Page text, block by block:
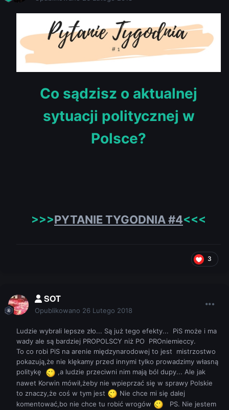
Co sądzisz o aktualnej
sytuacji politycznej w
Polsce?
>>>PYTANIE TYGODNIA #4<<<
3
SOT
Opublikowano 26 Lutego 2018
Ludzie wybrali lepsze zło... Są już tego efekty... PiS może i ma
wady ale są bardziej PROPOLSCY niż PO PROniemieccy.
To co robi PiS na arenie międzynarodowej to jest mistrzostwo
pokazują,że nie klękamy przed innymi tylko prowadzimy własną
politykę
,a ludzie przeciwni nim mają ból dupy... Ale jak
nawet Korwin mówił,żeby nie wpieprzać się w sprawy Polskie
to znaczy,że coś w tym jest
Nie chce mi się dalej
komentować,bo nie chce tu robić wrogów
PS. Nie jestem